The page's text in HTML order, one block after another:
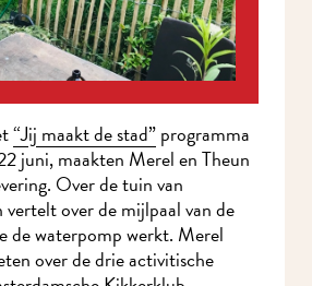
“Jij maakt de stad”programma
juni, maakten Merel en Theun
Over de tuin van
over de mijlpaal van de
de waterpomp werkt. Merel
over de drie activitische